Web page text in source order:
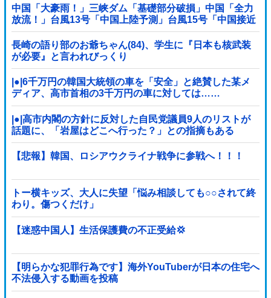
中国「大豪雨！」三峡ダム「基礎部分破損」中国「全力
放流！」台風13号「中国上陸予測」台風15号「中国接近
（画像」中国「台風同時上陸！（穀物生産が壊滅危機」
→
長崎の語り部のお爺ちゃん(84)、学生に『日本も核武装
が必要』と言われびっくり
|●|6千万円の韓国大統領の車を「安全」と絶賛した某メ
ディア、高市首相の3千万円の車に対しては……
|●|高市内閣の方針に反対した自民党議員9人のリストが
話題に、「岩屋はどこへ行った？」との指摘もある
が……
【悲報】韓国、ロシアウクライナ戦争に参戦へ！！！
トー横キッズ、大人に失望「悩み相談しても○○されて終
わり。傷つくだけ」
【迷惑中国人】生活保護費の不正受給💢
【明らかな犯罪行為です】海外YouTuberが日本の住宅へ
不法侵入する動画を投稿